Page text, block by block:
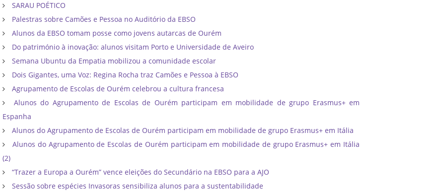
SARAU POÉTICO
Palestras sobre Camões e Pessoa no Auditório da EBSO
Alunos da EBSO tomam posse como jovens autarcas de Ourém
Do património à inovação: alunos visitam Porto e Universidade de Aveiro
Semana Ubuntu da Empatia mobilizou a comunidade escolar
Dois Gigantes, uma Voz: Regina Rocha traz Camões e Pessoa à EBSO
Agrupamento de Escolas de Ourém celebrou a cultura francesa
Alunos do Agrupamento de Escolas de Ourém participam em mobilidade de grupo Erasmus+ em
Espanha
Alunos do Agrupamento de Escolas de Ourém participam em mobilidade de grupo Erasmus+ em Itália
Alunos do Agrupamento de Escolas de Ourém participam em mobilidade de grupo Erasmus+ em Itália
(2)
“Trazer a Europa a Ourém” vence eleições do Secundário na EBSO para a AJO
Sessão sobre espécies Invasoras sensibiliza alunos para a sustentabilidade